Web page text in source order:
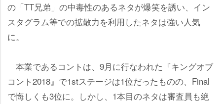
の「TT兄弟」の中毒性のあるネタが爆笑を誘い、イン
スタグラム等での拡散力を利用したネタは強い人気
に。
本業であるコントは、9月に行なわれた『キングオブ
コント2018』で1stステージは1位だったものの、Final
で悔しくも3位に。しかし、1本目のネタは審査員も絶